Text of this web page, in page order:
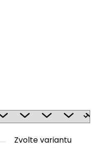
Zvolte variantu